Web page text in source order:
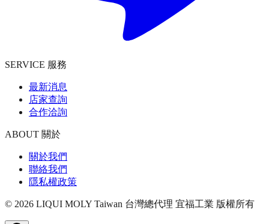
SERVICE 服務
最新消息
店家查詢
合作洽詢
ABOUT 關於
關於我們
聯絡我們
隱私權政策
© 2026 LIQUI MOLY Taiwan 台灣總代理 宜福工業 版權所有